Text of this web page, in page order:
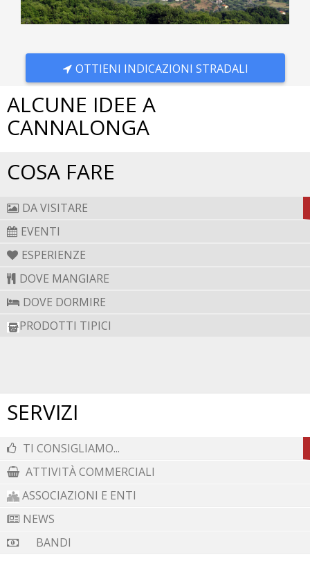
Il centro storico si snoda intorno alle antiche strutture
gentilizie a forma di croce e conserva il fascino antico di
Alle spalle del Borgo antico i boschi di castagni e di
querce (a ridosso dei quali sono state fatti ritrovamenti
archeologici di epoca paleolitica), e l'incontaminata
faggeta che si estende fin oltre i 1000 metri di quota.
Ad arricchire il paesaggio, due invasi realizzati a scopo
ricoperte di macchia mediterranea, e il piccolo “Nocellito”,
limpido specchio d'acqua immerso nel verde di un
secolare castagneto.
Tratto dalla guida "Viaggio tra le Meraviglie della
Campania" - Annangelo Sacco Editore
OTTIENI INDICAZIONI STRADALI
ALCUNE IDEE A
CANNALONGA
COSA FARE
DA VISITARE
EVENTI
ESPERIENZE
DOVE MANGIARE
DOVE DORMIRE
PRODOTTI TIPICI
SERVIZI
TI CONSIGLIAMO...
ATTIVITÀ COMMERCIALI
ASSOCIAZIONI E ENTI
NEWS
BANDI